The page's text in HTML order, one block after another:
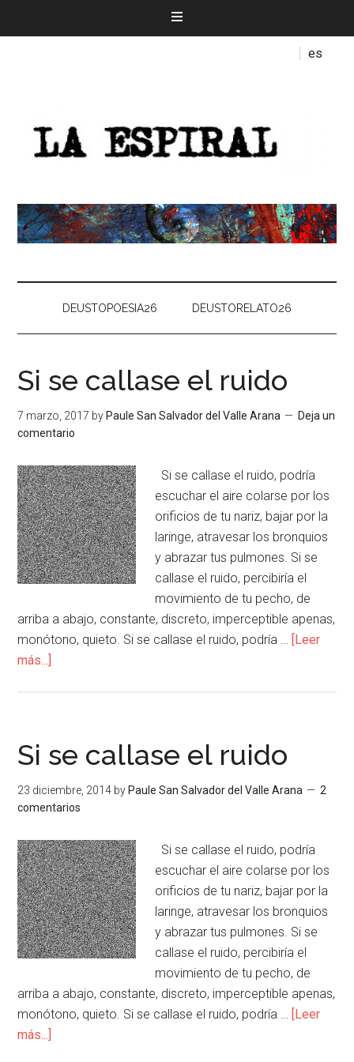
es
DEUSTOPOESIA26 DEUSTORELATO26
Si se callase el ruido
7 marzo, 2017 by Paule San Salvador del Valle Arana
Deja un
comentario
Si se callase el ruido, podría
escuchar el aire colarse por los
orificios de tu nariz, bajar por la
laringe, atravesar los bronquios
y abrazar tus pulmones. Si se
callase el ruido, percibiría el
movimiento de tu pecho, de
arriba a abajo, constante, discreto, imperceptible apenas,
monótono, quieto. Si se callase el ruido, podría … [Leer
más...]
Si se callase el ruido
23 diciembre, 2014 by Paule San Salvador del Valle Arana
2
comentarios
Si se callase el ruido, podría
escuchar el aire colarse por los
orificios de tu nariz, bajar por la
laringe, atravesar los bronquios
y abrazar tus pulmones. Si se
callase el ruido, percibiría el
movimiento de tu pecho, de
arriba a abajo, constante, discreto, imperceptible apenas,
monótono, quieto. Si se callase el ruido, podría … [Leer
más...]